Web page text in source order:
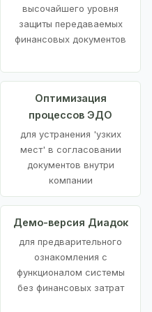
высочайшего уровня
защиты передаваемых
финансовых документов
Оптимизация
процессов ЭДО
для устранения 'узких
мест' в согласовании
документов внутри
компании
Демо-версия Диадок
для предварительного
ознакомления с
функционалом системы
без финансовых затрат